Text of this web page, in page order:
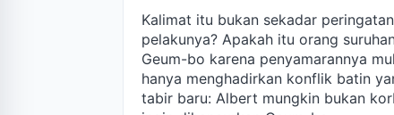
Kalimat itu bukan sekadar
pelakunya? Apakah itu orang
Geum-bo karena penyamarannya
hanya menghadirkan konflik batin
tabir baru: Albert mungkin bukan